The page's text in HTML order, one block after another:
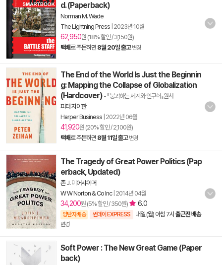
d. (Paperback)
Norman M. Wade
The Lightning Press 2023년 10월
62,950원 (18% 할인 / 3,150원)
택배로 주문하면 8월 20일 출고 변경
The End of the World Is Just the Beginnin
g: Mapping the Collapse of Globalization
(Hardcover) - 『붕괴하는 세계와 인구학』원서
피터 자이한
Harper Business 2022년 06월
41,920원 (20% 할인 / 2,100원)
택배로 주문하면 8월 11일 출고 변경
The Tragedy of Great Power Politics (Pap
erback, Updated)
존 J. 미어샤이머
W W Norton & Co Inc| 2014년 04월
34,200원 (5% 할인 / 350원) 6.0
양탄자배송 썬데이 EXPRESS 내일 (월) 아침 7시 출근전 배송
변경
Soft Power : The New Great Game (Paper
back)